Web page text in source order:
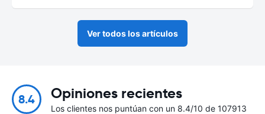
Ver todos los artículos
8.4 Opiniones recientes
Los clientes nos puntúan con un 8.4/10 de 107913